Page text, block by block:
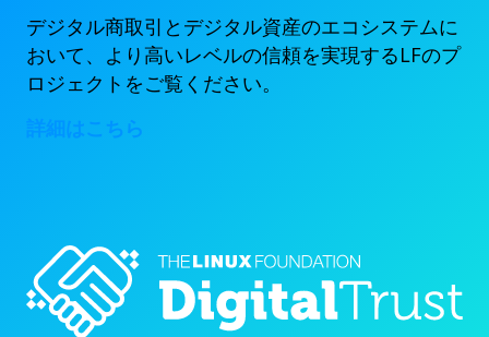
デジタル商取引とデジタル資産のエコシステムに
おいて、より高いレベルの信頼を実現するLFのプ
ロジェクトをご覧ください。
詳細はこちら